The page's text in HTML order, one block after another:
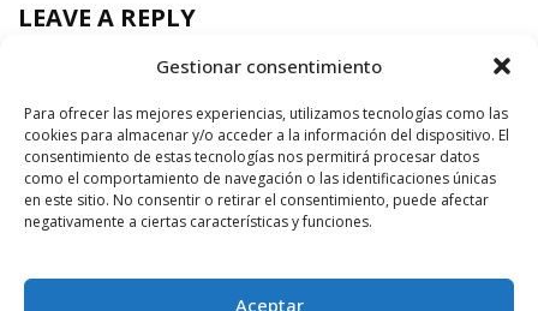
Gestionar consentimiento
Para ofrecer las mejores experiencias, utilizamos tecnologías como las
cookies para almacenar y/o acceder a la información del dispositivo. El
consentimiento de estas tecnologías nos permitirá procesar datos
como el comportamiento de navegación o las identificaciones únicas
en este sitio. No consentir o retirar el consentimiento, puede afectar
negativamente a ciertas características y funciones.
Aceptar
LEAVE A REPLY